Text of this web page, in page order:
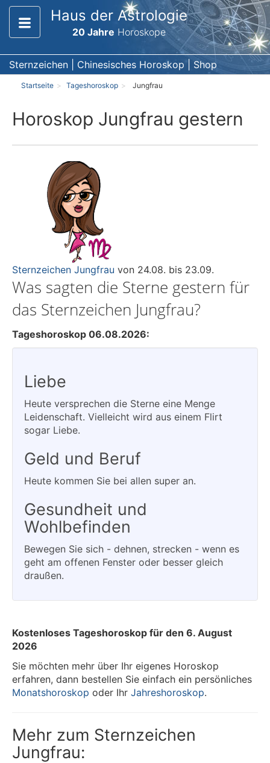
Haus der Astrologie
20 Jahre Horoskope
Sternzeichen Chinesisches Horoskop Shop
Startseite Tageshoroskop Jungfrau
Horoskop Jungfrau gestern
Sternzeichen Jungfrau von 24.08. bis 23.09.
Was sagten die Sterne gestern für
das Sternzeichen Jungfrau?
Tageshoroskop 06.08.2026:
Liebe
Heute versprechen die Sterne eine Menge
Leidenschaft. Vielleicht wird aus einem Flirt
sogar Liebe.
Geld und Beruf
Heute kommen Sie bei allen super an.
Gesundheit und
Wohlbefinden
Bewegen Sie sich - dehnen, strecken - wenn es
geht am offenen Fenster oder besser gleich
draußen.
Kostenloses Tageshoroskop für den 6. August
2026
Sie möchten mehr über Ihr eigenes Horoskop
erfahren, dann bestellen Sie einfach ein persönliches
Monatshoroskop oder Ihr Jahreshoroskop.
Mehr zum Sternzeichen
Jungfrau: